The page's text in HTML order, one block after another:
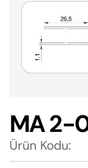
MA 2-
Ürün Kodu: